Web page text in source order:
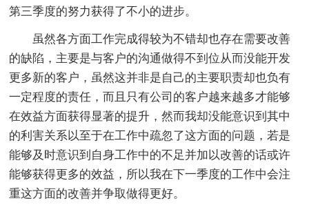
第三季度的努力获得了不小的进步。
虽然各方面工作完成得较为不错却也存在需要改善
的缺陷，主要是与客户的沟通做得不到位从而没能开发
更多新的客户，虽然这并非是自己的主要职责却也负有
一定程度的责任，而且只有公司的客户越来越多才能够
在效益方面获得显著的提升，然而我却没能意识到其中
的利害关系以至于在工作中疏忽了这方面的问题，若是
能够及时意识到自身工作中的不足并加以改善的话或许
能够获得更多的效益，所以我在下一季度的工作中会注
重这方面的改善并争取做得更好。